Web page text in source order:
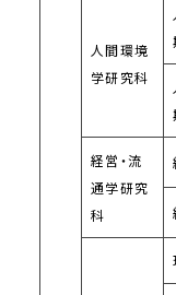
人間環境
学研究科
経営・流
通学研究
科